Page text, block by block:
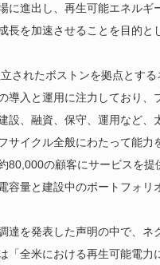
に進出し、再生可能エネルギ
長を加速させることを目的と
されたボストンを拠点とす
導入と運用に注力しており、
設、融資、保守、運用など、
サイクル全般にわたって能力
80,000の顧客にサービスを提
容量と建設中のポートフォリ
達を発表した声明の中で、ネ
「全米における再生可能電力